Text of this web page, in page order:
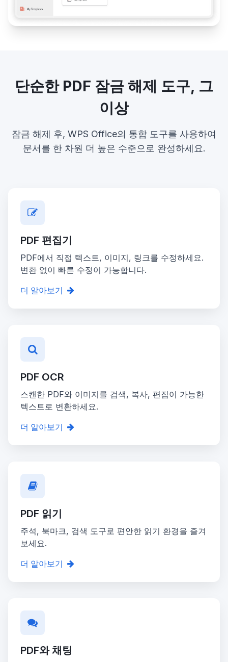
단순한 PDF 잠금 해제 도구, 그
이상
잠금 해제 후, WPS Office의 통합 도구를 사용하여
문서를 한 차원 더 높은 수준으로 완성하세요.
PDF 편집기
PDF에서 직접 텍스트, 이미지, 링크를 수정하세요.
변환 없이 빠른 수정이 가능합니다.
더 알아보기
PDF OCR
스캔한 PDF와 이미지를 검색, 복사, 편집이 가능한
텍스트로 변환하세요.
더 알아보기
PDF 읽기
주석, 북마크, 검색 도구로 편안한 읽기 환경을 즐겨
보세요.
더 알아보기
PDF와 채팅